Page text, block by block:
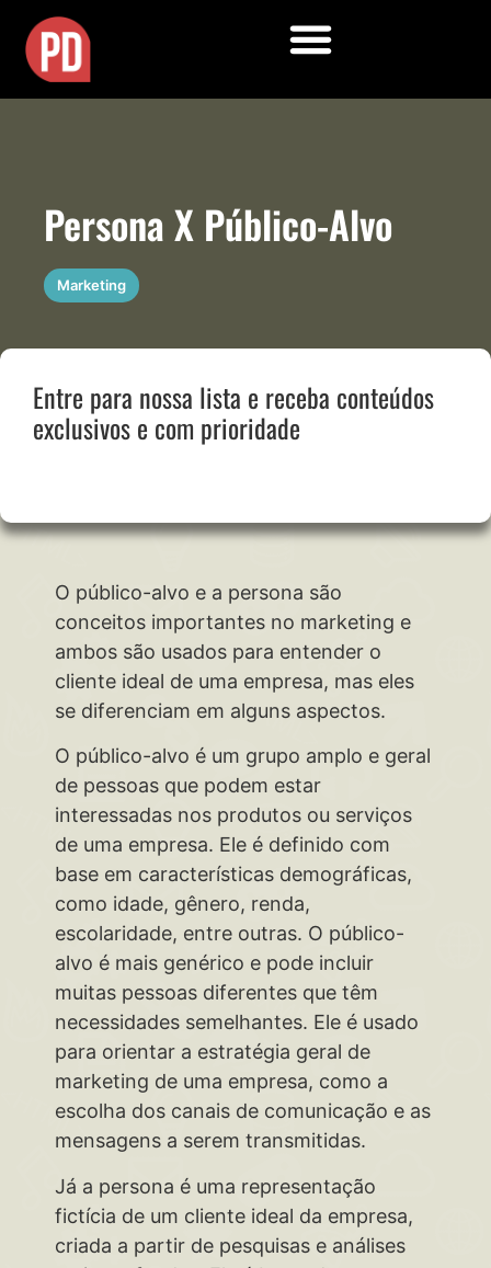
Persona X Público-Alvo
Marketing
Entre para nossa lista e receba conteúdos
exclusivos e com prioridade
O público-alvo e a persona são
conceitos importantes no marketing e
ambos são usados para entender o
cliente ideal de uma empresa, mas eles
se diferenciam em alguns aspectos.
O público-alvo é um grupo amplo e geral
de pessoas que podem estar
interessadas nos produtos ou serviços
de uma empresa. Ele é definido com
base em características demográficas,
como idade, gênero, renda,
escolaridade, entre outras. O público-
alvo é mais genérico e pode incluir
muitas pessoas diferentes que têm
necessidades semelhantes. Ele é usado
para orientar a estratégia geral de
marketing de uma empresa, como a
escolha dos canais de comunicação e as
mensagens a serem transmitidas.
Já a persona é uma representação
fictícia de um cliente ideal da empresa,
criada a partir de pesquisas e análises